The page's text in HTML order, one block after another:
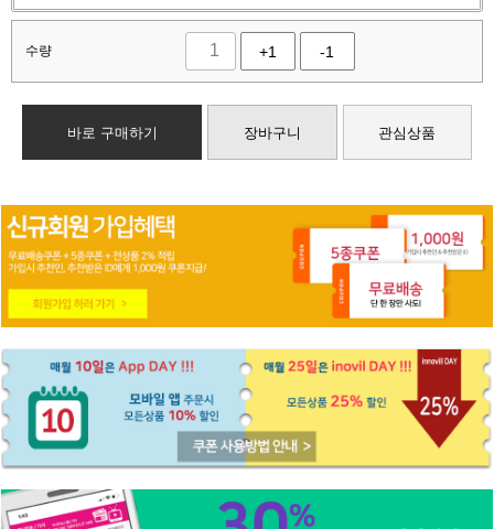
수량 +1 -1
바로 구매하기 장바구니 관심상품